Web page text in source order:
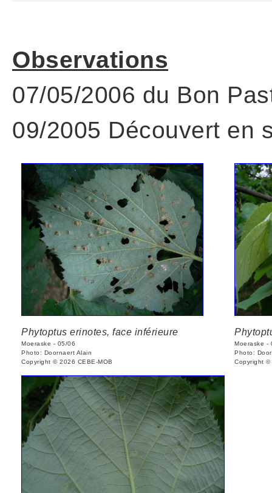
Observations
07/05/2006 du Bon
09/2005 Découvert en
Phytoptus erinotes, face inférieure
Moeraske - 05/06
Photo: Doornaert Alain
Copyright © 2026 CEBE-MOB
Moeraske -
Photo:
Copyright ©